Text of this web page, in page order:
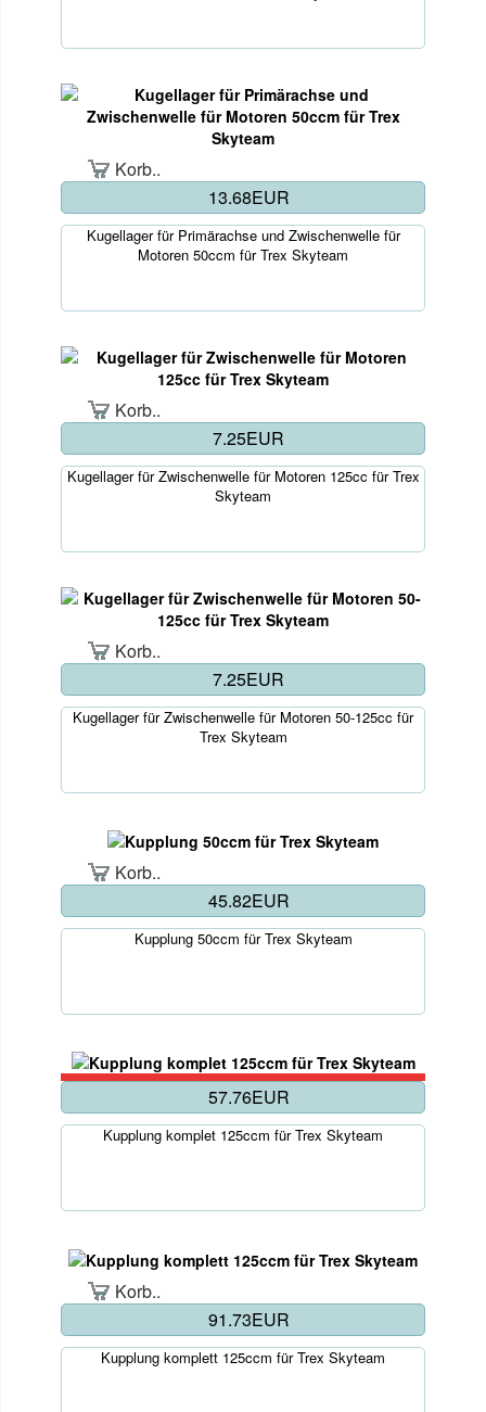
Korb..
13.68EUR
Kugellager für Primärachse und Zwischenwelle für
Motoren 50ccm für Trex Skyteam
Korb..
7.25EUR
Kugellager für Zwischenwelle für Motoren 125cc für Trex
Skyteam
Korb..
7.25EUR
Kugellager für Zwischenwelle für Motoren 50-125cc für
Trex Skyteam
Korb..
45.82EUR
Kupplung 50ccm für Trex Skyteam
57.76EUR
Kupplung komplet 125ccm für Trex Skyteam
Korb..
91.73EUR
Kupplung komplett 125ccm für Trex Skyteam